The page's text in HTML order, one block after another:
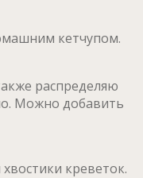
кетчупом.
распределяю
Можно добавить
креветок.